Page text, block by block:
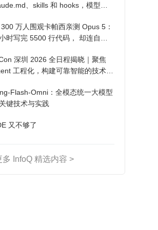
、skills 和 hooks，模型自
万人围观卡帕西亲测 Opus 5：
时写完 5500 行代码， 却连自己
深圳 2026 全日程揭晓｜聚焦
工程化，构建可靠智能的技术路
Flash-Omni：全模态统一大模型
键技术与实践
又不够了
多 InfoQ 精选内容 >